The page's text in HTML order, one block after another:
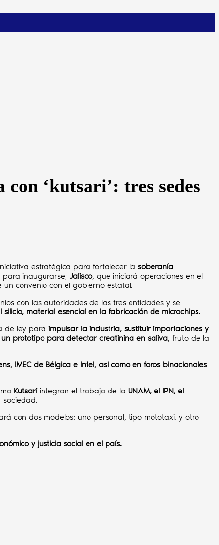
‘kutsari’: tres sedes
estratégica para fortalecer la soberanía
para inaugurarse; Jalisco, que iniciará operaciones en el
convenio con el gobierno estatal.
con las autoridades de las tres entidades y se
silicio, material esencial en la fabricación de microchips.
de ley para impulsar la industria, sustituir importaciones y
un prototipo para detectar creatinina en saliva, fruto de la
IMEC de Bélgica e Intel, así como en foros binacionales
Kutsari integran el trabajo de la UNAM, el IPN, el
sociedad.
con dos modelos: uno personal, tipo mototaxi, y otro
y justicia social en el país.